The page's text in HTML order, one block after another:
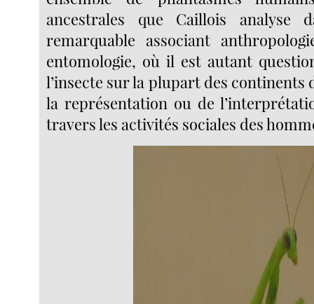
ancestrales que Caillois analyse
remarquable associant
entomologie, où il est autant
l’insecte sur la plupart des continents
la représentation ou de
travers les activités sociales des